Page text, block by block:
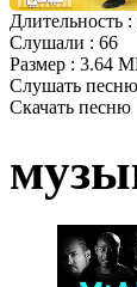
Длительность :
Слушали : 66
Размер : 3.64
Слушать песню
Скачать песню